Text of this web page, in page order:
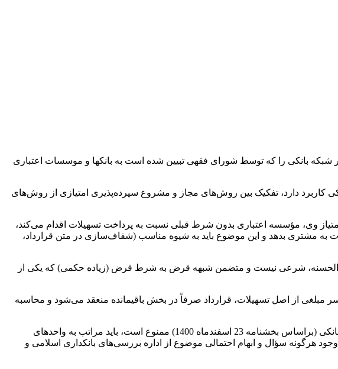
بانکی را که توسط شورای فقهی تبیین شده است به بانکها و موسسات اعتباری
کاربرد دارد، تفکیک بین روش‌های مجاز و مشروع سپرده‌پذیری امتیازی از روش‌های
وی، مؤسسه اعتباری بدون شرط قبلی نسبت به پرداخت تسهیلات اقدام می‌کند،
به مشتری بدهد و این موضوع باید به شیوه مناسب (شفاف‌سازی در متن قرارداد،
شرعی نیست و متضمن شبهه قرض به شرط قرض (زیاده حکمی) که یکی از
از اصل تسهیلات، قرارداد صرفاً در بخش باقیمانده منعقد می‌شود و محاسبه
اخذ هرگونه سپرده به عنوان وثیقه نقدی به هر عنوان قبل و یا بعد از اعطای تسهیلات توسط بانک‏ یا مؤسسه اعتباری غیربانکی (براساس بخشنامه 23 اسفندماه 1400) ممنوع است، باید مراتب به واحدهای
هرگونه سؤال و ابهام احتمالی موضوع از اداره بررسی‌های بانکداری اسلامی و